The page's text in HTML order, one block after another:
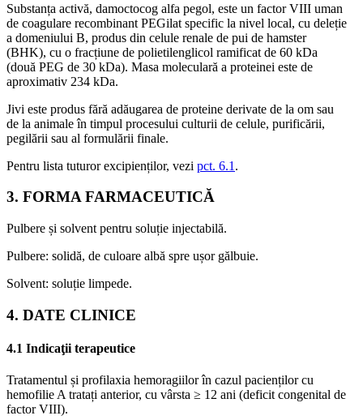
Substanța activă, damoctocog alfa pegol, este un factor VIII uman
de coagulare recombinant PEGilat specific la nivel local, cu deleție
a domeniului B, produs din celule renale de pui de hamster
(BHK), cu o fracțiune de polietilenglicol ramificat de 60 kDa
(două PEG de 30 kDa). Masa moleculară a proteinei este de
aproximativ 234 kDa.
Jivi este produs fără adăugarea de proteine derivate de la om sau
de la animale în timpul procesului culturii de celule, purificării,
pegilării sau al formulării finale.
Pentru lista tuturor excipienților, vezi pct. 6.1 .
3. FORMA FARMACEUTICĂ
Pulbere și solvent pentru soluție injectabilă.
Pulbere: solidă, de culoare albă spre ușor gălbuie.
Solvent: soluție limpede.
4. DATE CLINICE
4.1 Indicaţii terapeutice
Tratamentul și profilaxia hemoragiilor în cazul pacienților cu
hemofilie A tratați anterior, cu vârsta ≥ 12 ani (deficit congenital de
factor VIII).